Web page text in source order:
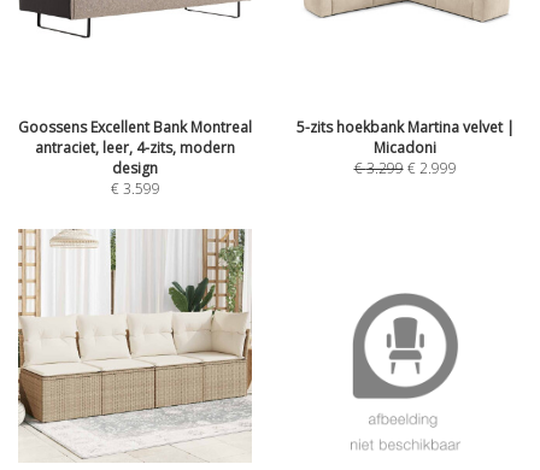
Goossens Excellent Bank Montreal
antraciet, leer, 4-zits, modern
design
€3.599
5-zits hoekbank Martina velvet |
Micadoni
€3.299 €2.999